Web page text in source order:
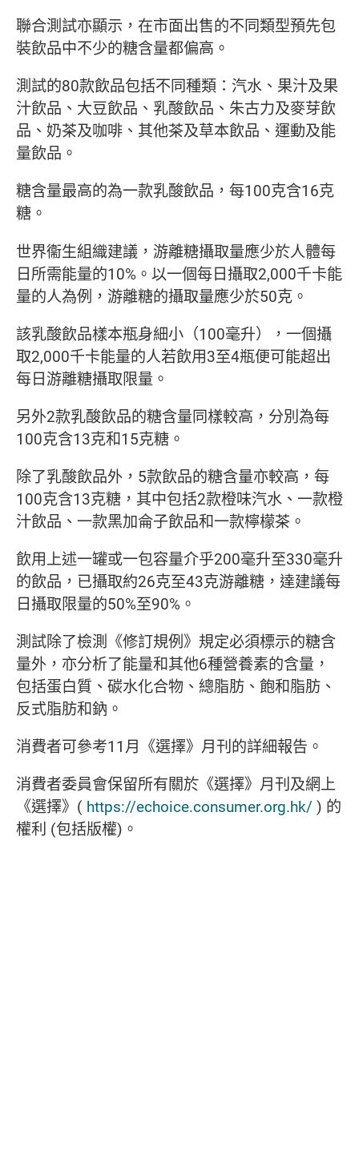
聯合測試亦顯示，在市面出售的不同類型預先包
裝飲品中不少的糖含量都偏高。
測試的80款飲品包括不同種類：汽水、果汁及果
汁飲品、大豆飲品、乳酸飲品、朱古力及麥芽飲
品、奶茶及咖啡、其他茶及草本飲品、運動及能
量飲品。
糖含量最高的為一款乳酸飲品，每100克含16克
糖。
世界衞生組織建議，游離糖攝取量應少於人體每
日所需能量的10%。以一個每日攝取2,000千卡能
量的人為例，游離糖的攝取量應少於50克。
該乳酸飲品樣本瓶身細小（100毫升），一個攝
取2,000千卡能量的人若飲用3至4瓶便可能超出
每日游離糖攝取限量。
另外2款乳酸飲品的糖含量同樣較高，分別為每
100克含13克和15克糖。
除了乳酸飲品外，5款飲品的糖含量亦較高，每
100克含13克糖，其中包括2款橙味汽水、一款橙
汁飲品、一款黑加侖子飲品和一款檸檬茶。
飲用上述一罐或一包容量介乎200毫升至330毫升
的飲品，已攝取約26克至43克游離糖，達建議每
日攝取限量的50%至90%。
測試除了檢測《修訂規例》規定必須標示的糖含
量外，亦分析了能量和其他6種營養素的含量，
包括蛋白質、碳水化合物、總脂肪、飽和脂肪、
反式脂肪和鈉。
消費者可參考11月《選擇》月刊的詳細報告。
消費者委員會保留所有關於《選擇》月刊及網上
《選擇》 ( https://echoice.consumer.org.hk/) 的
權利 (包括版權) 。